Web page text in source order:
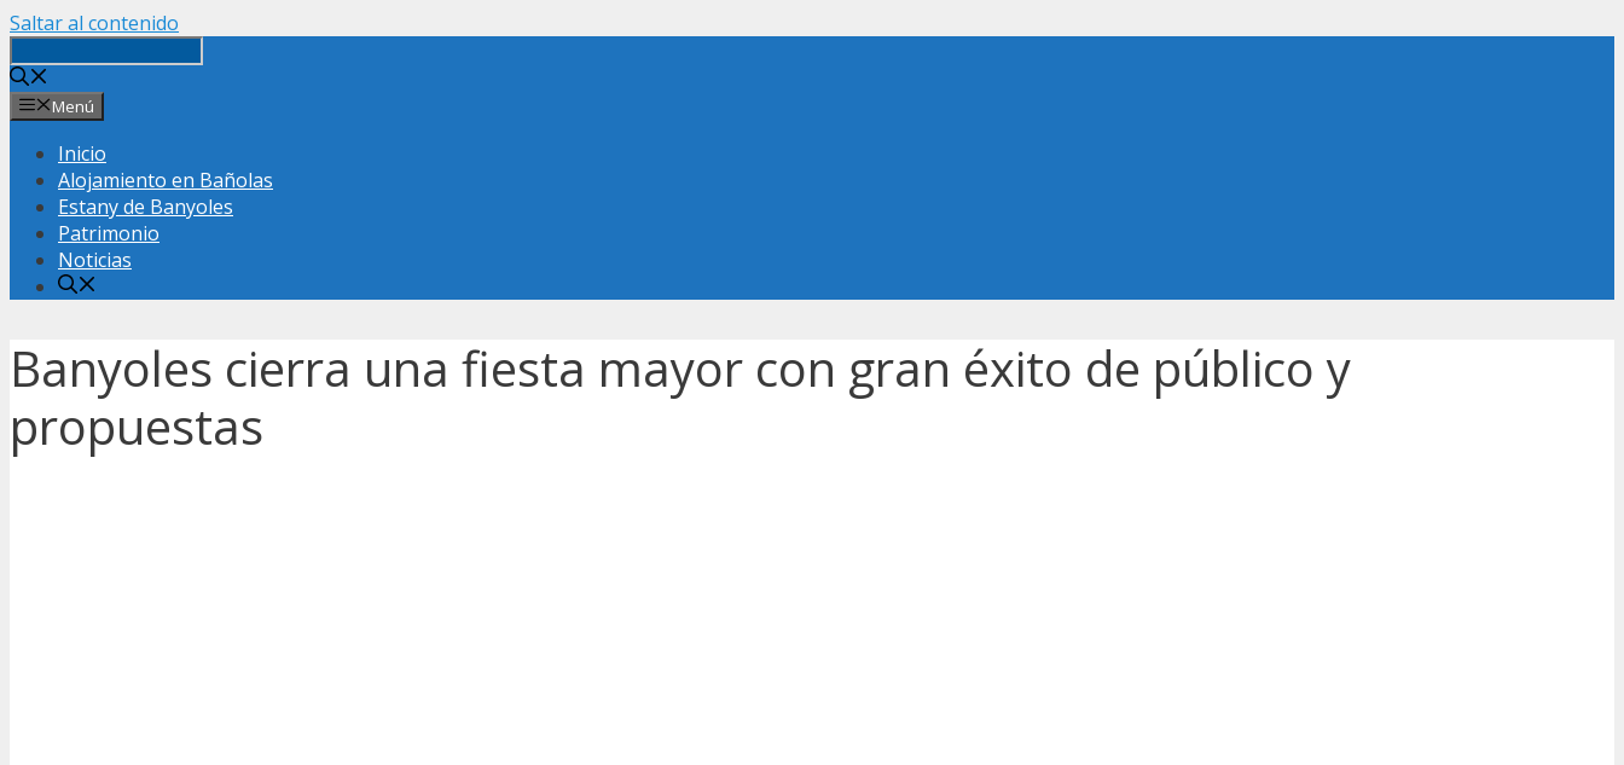
Saltar al contenido
Menú
Inicio
Alojamiento en Bañolas
Estany de Banyoles
Patrimonio
Noticias
Banyoles cierra una fiesta mayor con gran éxito de público y
propuestas